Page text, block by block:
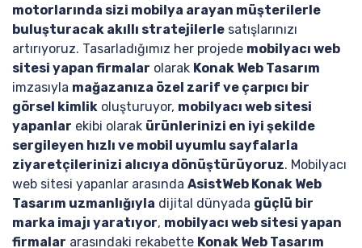
motorlarında sizi mobilya arayan müşterilerle
buluşturacak akıllı stratejilerle satışlarınızı
artırıyoruz. Tasarladığımız her projede mobilyacı web
sitesi yapan firmalar olarak Konak Web Tasarım
imzasıyla mağazanıza özel zarif ve çarpıcı bir
görsel kimlik oluşturuyor, mobilyacı web sitesi
yapanlar ekibi olarak ürünlerinizi en iyi şekilde
sergileyen hızlı ve mobil uyumlu sayfalarla
ziyaretçilerinizi alıcıya dönüştürüyoruz. Mobilyacı
web sitesi yapanlar arasında AsistWeb Konak Web
Tasarım uzmanlığıyla dijital dünyada güçlü bir
marka imajı yaratıyor, mobilyacı web sitesi yapan
firmalar arasındaki rekabette Konak Web Tasarım